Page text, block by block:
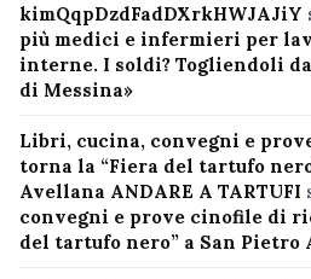
kimQqpDzdFadDXrkHWJAJiY
più medici e infermieri per
interne. I soldi? Togliendoli
di Messina»
Libri, cucina, convegni e
torna la “Fiera del tartufo
Avellana ANDARE A TARTUFI
convegni e prove cinofile di
del tartufo nero” a San Pietro